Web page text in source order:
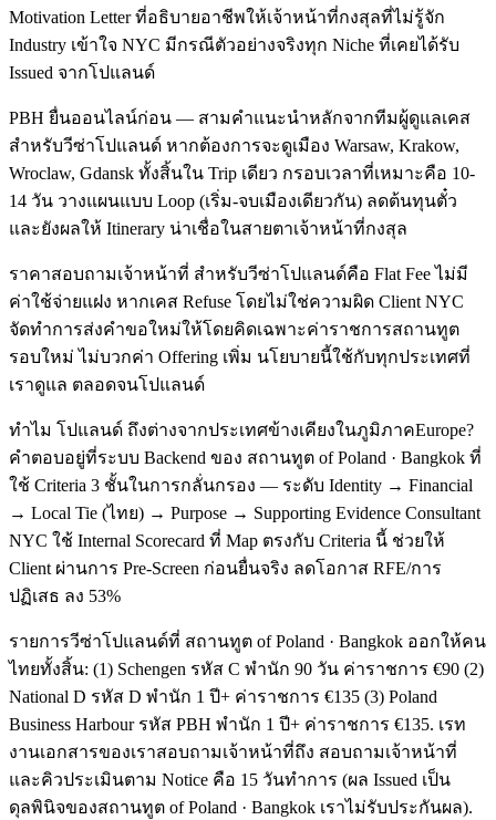
Motivation Letter ที่อธิบายอาชีพให้เจ้าหน้าที่กงสุลที่ไม่รู้จัก
Industry เข้าใจ NYC มีกรณีตัวอย่างจริงทุก Niche ที่เคยได้รับ
Issued จากโปแลนด์
PBH ยื่นออนไลน์ก่อน — สามคำแนะนำหลักจากทีมผู้ดูแลเคส
สำหรับวีซ่าโปแลนด์ หากต้องการจะดูเมือง Warsaw, Krakow,
Wroclaw, Gdansk ทั้งสิ้นใน Trip เดียว กรอบเวลาที่เหมาะคือ 10-
14 วัน วางแผนแบบ Loop (เริ่ม-จบเมืองเดียวกัน) ลดต้นทุนตั๋ว
และยังผลให้ Itinerary น่าเชื่อในสายตาเจ้าหน้าที่กงสุล
ราคาสอบถามเจ้าหน้าที่ สำหรับวีซ่าโปแลนด์คือ Flat Fee ไม่มี
ค่าใช้จ่ายแฝง หากเคส Refuse โดยไม่ใช่ความผิด Client NYC
จัดทำการส่งคำขอใหม่ให้โดยคิดเฉพาะค่าราชการสถานทูต
รอบใหม่ ไม่บวกค่า Offering เพิ่ม นโยบายนี้ใช้กับทุกประเทศที่
เราดูแล ตลอดจนโปแลนด์
ทำไม โปแลนด์ ถึงต่างจากประเทศข้างเคียงในภูมิภาคEurope?
คำตอบอยู่ที่ระบบ Backend ของ สถานทูต of Poland · Bangkok ที่
ใช้ Criteria 3 ชั้นในการกลั่นกรอง — ระดับ Identity → Financial
→ Local Tie (ไทย) → Purpose → Supporting Evidence Consultant
NYC ใช้ Internal Scorecard ที่ Map ตรงกับ Criteria นี้ ช่วยให้
Client ผ่านการ Pre-Screen ก่อนยื่นจริง ลดโอกาส RFE/การ
ปฏิเสธ ลง 53%
รายการวีซ่าโปแลนด์ที่ สถานทูต of Poland · Bangkok ออกให้คน
ไทยทั้งสิ้น: (1) Schengen รหัส C พำนัก 90 วัน ค่าราชการ €90 (2)
National D รหัส D พำนัก 1 ปี+ ค่าราชการ €135 (3) Poland
Business Harbour รหัส PBH พำนัก 1 ปี+ ค่าราชการ €135. เรท
งานเอกสารของเราสอบถามเจ้าหน้าที่ถึง สอบถามเจ้าหน้าที่
และคิวประเมินตาม Notice คือ 15 วันทำการ (ผล Issued เป็น
ดุลพินิจของสถานทูต of Poland · Bangkok เราไม่รับประกันผล).